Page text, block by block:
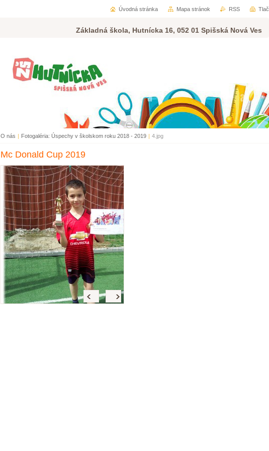
Základná škola, Hutnícka 16, 052 01 Spišská Nová Ves
O nás | Fotogaléria: Úspechy v školskom roku 2018 - 2019 | 4.jpg
Mc Donald Cup 2019
< >
Späť
Úvodná stránka Mapa stránok RSS Tlač